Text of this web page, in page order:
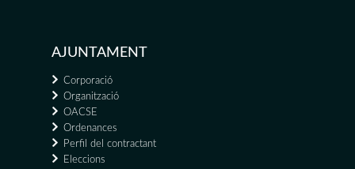
AJUNTAMENT
Corporació
Organització
OACSE
Ordenances
Perfil del contractant
Eleccions